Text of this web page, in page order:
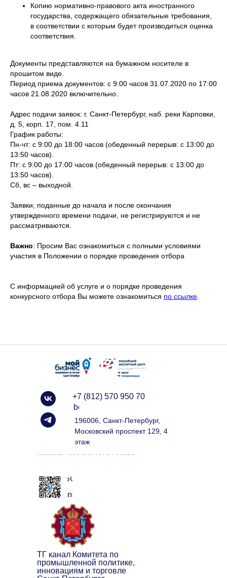
Копию нормативно-правового акта иностранного
государства, содержащего обязательные требования,
в соответствии с которым будет производиться оценка
соответствия.
Документы представляются на бумажном носителе в
прошитом виде.
Период приема документов: с 9:00 часов 31.07.2020 по 17:00
часов 21.08.2020 включительно.
Адрес подачи заявок: г. Санкт-Петербург, наб. реки Карповки,
д. 5, корп. 17, пом. 4.11
График работы:
Пн-чт: с 9:00 до 18:00 часов (обеденный перерыв: с 13:00 до
13:50 часов).
Пт: с 9:00 до 17:00 часов (обеденный перерыв: с 13:00 до
13:50 часов).
Сб, вс – выходной.
Заявки, поданные до начала и после окончания
утвержденного времени подачи, не регистрируются и не
рассматриваются.
Важно: Просим Вас ознакомиться с полными условиями
участия в Положении о порядке проведения отбора
С информацией об услуге и о порядке проведения
конкурсного отбора Вы можете ознакомиться по ссылке
196006, Санкт-Петербург,
Московский проспект 129, 4
этаж
+7 (812) 570 950 70
info@spbexport.ru
Подписаться на рассылку
ЧАТ БОТ
клуба
экспортёров
ТГ канал Комитета по
промышленной политике,
инновациям и торговле